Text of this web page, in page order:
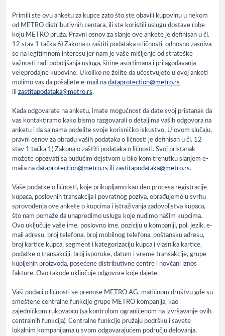
Primili ste ovu anketu za kupce zato što ste obavili kupovinu u nekom
od METRO distributivnih centara, ili ste koristili uslugu dostave robe
koju METRO pruža. Pravni osnov za slanje ove ankete je definisan u čl.
12 stav 1 tačka 6) Zakona o zaštiti podataka o ličnosti, odnosno zasniva
se na legitimnom interesu jer nam je vaše mišljenje od strateške
važnosti radi poboljšanja usluga, širine asortimana i prilagođavanja
veleprodajne kupovine. Ukoliko ne želite da učestvujete u ovoj anketi
molimo vas da pošaljete e-mail na dataprotection@metro.rs
ili zastitapodataka@metro.rs.
Kada odgovarate na anketu, imate mogućnost da date svoj pristanak da
vas kontaktiramo kako bismo razgovarali o detaljima vaših odgovora na
anketu i da sa nama podelite svoje korisničko iskustvo. U ovom slučaju,
pravni osnov za obradu vaših podataka o ličnosti je definisan u čl. 12
stav 1 tačka 1) Zakona o zaštiti podataka o ličnosti. Svoj pristanak
možete opozvati sa budućim dejstvom u bilo kom trenutku slanjem e-
maila na dataprotection@metro.rs ili zastitapodataka@metro.rs.
Vaše podatke o ličnosti, koje prikupljamo kao deo procesa registracije
kupaca, poslovnih transakcija i povratnog poziva, obrađujemo u svrhu
sprovođenja ove ankete o kupcima i istraživanja zadovoljstva kupaca,
što nam pomaže da unapredimo usluge koje nudimo našim kupcima.
Ovo uključuje vaše ime, poslovno ime, poziciju u kompaniji, pol, jezik, e-
mail adresu, broj telefona, broj mobilnog telefona, poštansku adresu,
broj kartice kupca, segment i kategorizaciju kupca i vlasnika kartice,
podatke o transakciji, broj isporuke, datum i vreme transakcije, grupe
kupljenih proizvoda, posećene distributivne centre i novčani iznos
fakture. Ovo takođe uključuje odgovore koje dajete.
Vaši podaci o ličnosti se prenose METRO AG, matičnom društvu gde su
smeštene centralne funkcije grupe METRO kompanija, kao
zajedničkom rukovaocu (sa kontrolom ograničenom na izvršavanje ovih
centralnih funkcija). Centralne funkcije pružaju podršku i savete
lokalnim kompanijama u svom odgovarajućem području delovanja.